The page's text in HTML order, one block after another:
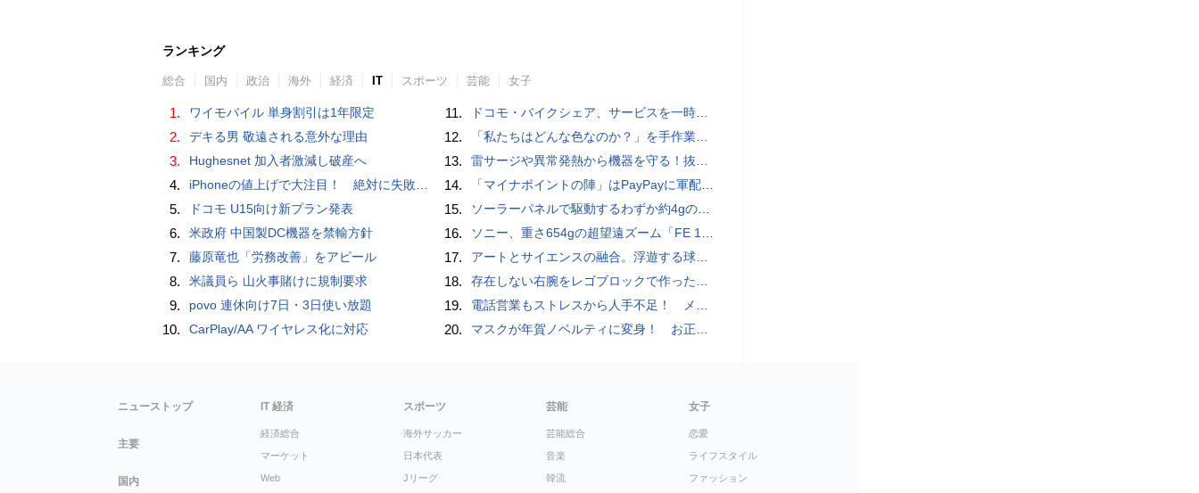
ランキング
総合 国内 政治 海外 経済 IT スポーツ 芸能 女子
1. ワイモバイル 単身割引は1年限定
2. デキる男 敬遠される意外な理由
3. Hughesnet 加入者激減し破産へ
4. iPhoneの値上げで大注目！ 絶対に失敗しない「中古スマホ」の売り方＆買い方
5. ドコモ U15向け新プラン発表
6. 米政府 中国製DC機器を禁輸方針
7. 藤原竜也「労務改善」をアピール
8. 米議員ら 山火事賭けに規制要求
9. povo 連休向け7日・3日使い放題
10. CarPlay/AA ワイヤレス化に対応
11. ドコモ・バイクシェア、サービスを一時停止 不具合の復旧が見通せないため
12. 「私たちはどんな色なのか？」を手作業でデータ分析して人間の肌の色を表現する新しい色空間を構築した「Inclusive Color Space」
13. 雷サージや異常発熱から機器を守る！抜け止め仕様の3P-2P変換アダプタ
14. 「マイナポイントの陣」はPayPayに軍配！ 燻製できちゃう鍋、グラスドームクッカー
15. ソーラーパネルで駆動するわずか約4gの超軽量ドローン「CoulombFly」
16. ソニー、重さ654gの超望遠ズーム「FE 100-400mm F5.6-8 OSS」 実売14万円前後
17. アートとサイエンスの融合。浮遊する球体インテリア「Buda Ball(ブダボール)」
18. 存在しない右腕をレゴブロックで作った少年ビルダーが登場
19. 電話営業もストレスから人手不足！ メンタルに心配ない会話AI 「Sakura TALK」が営業電話をかける時代がくる
20. マスクが年賀ノベルティに変身！ お正月特別パッケージの注文受付開始
ニューストップ
主要
国内
IT 経済
経済総合
マーケット
Web
スポーツ
海外サッカー
日本代表
Jリーグ
芸能
芸能総合
音楽
韓流
女子
恋愛
ライフスタイル
ファッション